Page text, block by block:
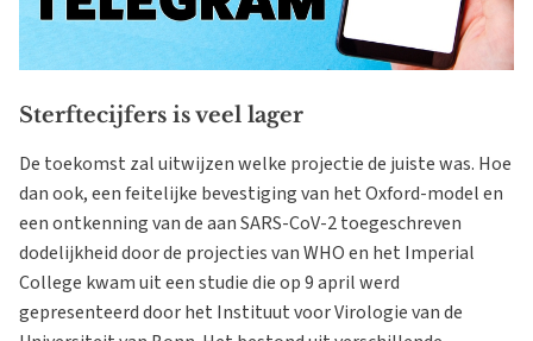
Sterftecijfers is veel lager
De toekomst zal uitwijzen welke projectie de juiste was. Hoe
dan ook, een feitelijke bevestiging van het Oxford-model en
een ontkenning van de aan SARS-CoV-2 toegeschreven
dodelijkheid door de projecties van WHO en het Imperial
College kwam uit een studie die op 9 april werd
gepresenteerd door het Instituut voor Virologie van de